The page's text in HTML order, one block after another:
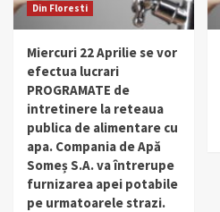
Din Floresti
Miercuri 22 Aprilie se vor
efectua lucrari
PROGRAMATE de
intretinere la reteaua
publica de alimentare cu
apa. Compania de Apă
Someș S.A. va întrerupe
furnizarea apei potabile
pe urmatoarele strazi.